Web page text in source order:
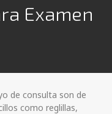
Examen
de consulta son de
como reglillas,